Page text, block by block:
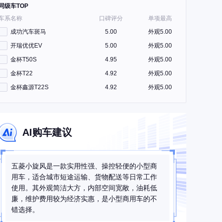
级车TOP
系名称
口碑评分
单项最高
成功汽车斑马
5.00
外观5.00
开瑞优优EV
5.00
外观5.00
金杯T50S
4.95
外观5.00
金杯T22
4.92
外观5.00
金杯鑫源T22S
4.92 外观5.00
AI购车建议
五菱小旋风是一款实用性强、操控轻便的小型商
用车，适合城市短途运输、货物配送等日常工作
使用。其外观简洁大方，内部空间宽敞，油耗低
廉，维护费用较为经济实惠，是小型商用车的不
错选择。